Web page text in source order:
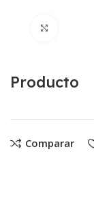
Producto
Comparar